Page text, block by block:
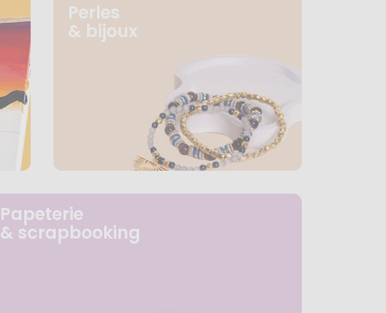
Perles
& bijoux
Papeterie
& scrapbooking